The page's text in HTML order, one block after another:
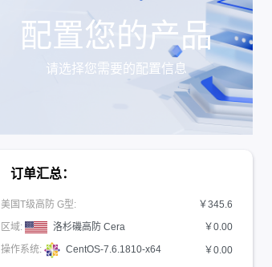
配置您的产品
请选择您需要的配置信息
订单汇总：
美国T级高防 G型:
￥345.6
区域:
洛杉磯高防 Cera ￥0.00
操作系统: CentOS-7.6.1810-x64 ￥0.00